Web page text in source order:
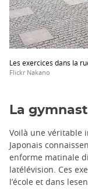
Les exercices dans la
Flickr Nakano
La
Voilà une véritable
Japonais
enforme matinale
latélévision. Ces
l’école et dans
iframe